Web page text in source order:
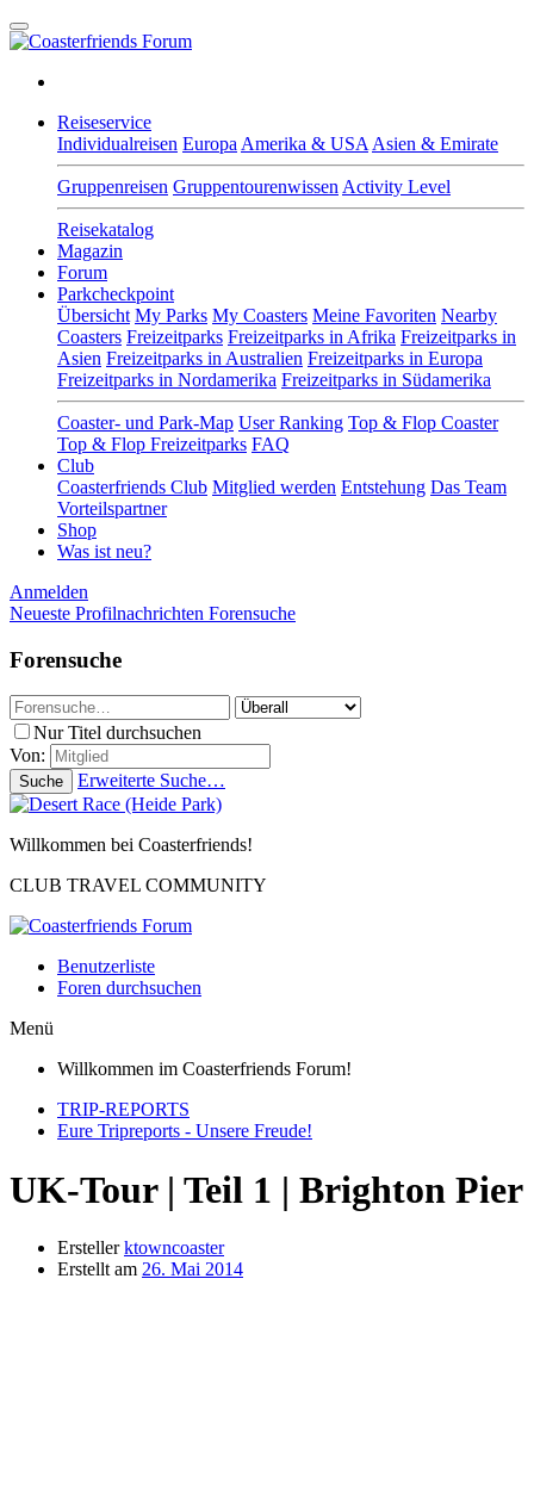
Reiseservice
Individualreisen Europa Amerika & USA Asien & Emirate
Gruppenreisen Gruppentourenwissen Activity Level
Reisekatalog
Magazin
Forum
Parkcheckpoint
Übersicht My Parks My Coasters Meine Favoriten Nearby
Coasters Freizeitparks Freizeitparks in Afrika Freizeitparks in
Asien Freizeitparks in Australien Freizeitparks in Europa
Freizeitparks in Nordamerika Freizeitparks in Südamerika
Coaster- und Park-Map User Ranking Top & Flop Coaster
Top & Flop Freizeitparks FAQ
Club
Coasterfriends Club Mitglied werden Entstehung Das Team
Vorteilspartner
Shop
Was ist neu?
Anmelden
Neueste Profilnachrichten Forensuche
Forensuche
Nur Titel durchsuchen
Von:
Suche Erweiterte Suche…
Willkommen bei Coasterfriends!
CLUB TRAVEL COMMUNITY
Benutzerliste
Foren durchsuchen
Menü
Willkommen im Coasterfriends Forum!
TRIP-REPORTS
Eure Tripreports - Unsere Freude!
UK-Tour | Teil 1 | Brighton Pier
Ersteller ktowncoaster
Erstellt am 26. Mai 2014